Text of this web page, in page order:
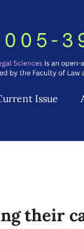
Issue
their